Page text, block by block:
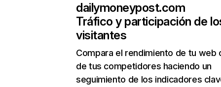
dailymoneypost.com
Tráfico y participación de
visitantes
Compara el rendimiento de tu web
de tus competidores haciendo un
seguimiento de los indicadores